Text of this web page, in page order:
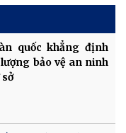
quốc khẳng định
bảo vệ an ninh